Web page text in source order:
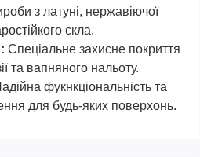
з латуні, нержавіючої
скла.
Спеціальне захисне покриття
та вапняного нальоту.
фукнкціональність та
для будь-яких поверхонь.